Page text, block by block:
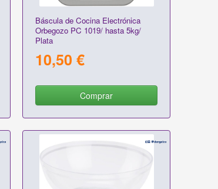
Báscula de Cocina Electrónica
Orbegozo PC 1019/ hasta 5kg/
Plata
10,50 €
Comprar